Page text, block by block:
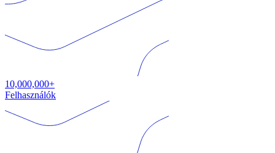
10,000,000+
Felhasználók